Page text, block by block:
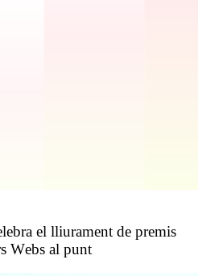
el lliurament de premis
Webs al punt